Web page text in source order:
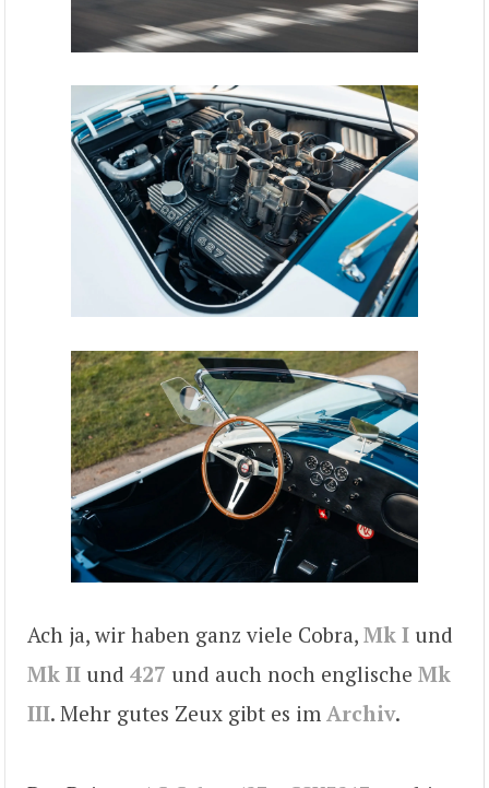
Ach ja, wir haben ganz viele Cobra, Mk I und
Mk II und 427 und auch noch englische Mk
III. Mehr gutes Zeux gibt es im Archiv.